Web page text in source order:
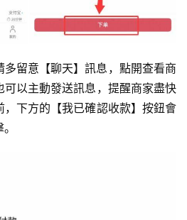
留意【聊天】訊息，點開查看商
可以主動發送訊息，提醒商家盡快
下方的【我已確認收款】按鈕會